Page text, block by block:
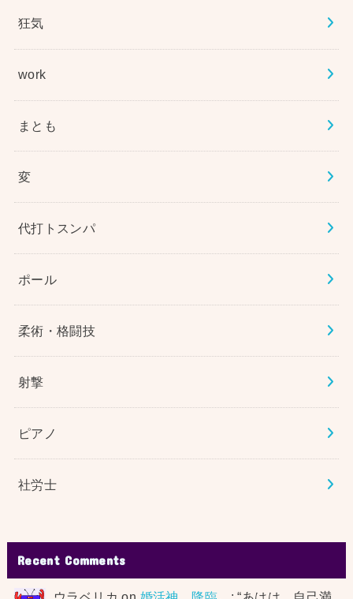
狂気
work
まとも
変
代打トスンパ
ポール
柔術・格闘技
射撃
ピアノ
社労士
Recent Comments